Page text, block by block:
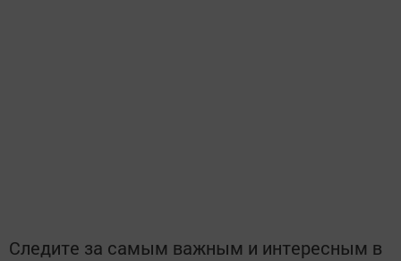
Следите за самым важным и интересным в